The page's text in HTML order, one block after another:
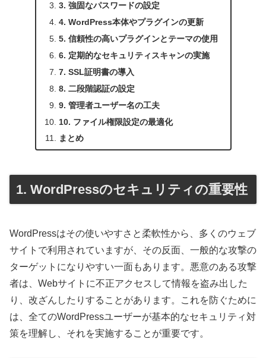
3. 強固なパスワードの設定
4. WordPress本体やプラグインの更新
5. 信頼性の高いプラグインとテーマの使用
6. 定期的なセキュリティスキャンの実施
7. SSL証明書の導入
8. 二段階認証の設定
9. 管理者ユーザー名の工夫
10. ファイル権限設定の最適化
まとめ
1. WordPressのセキュリティの重要性
WordPressはその使いやすさと柔軟性から、多くのウェブ
サイトで利用されていますが、その反面、一般的な攻撃の
ターゲットになりやすい一面もあります。悪意のある攻撃
者は、Webサイトに不正アクセスして情報を盗み出した
り、改ざんしたりすることがあります。これを防ぐために
は、全てのWordPressユーザーが基本的なセキュリティ対
策を理解し、それを実施することが重要です。